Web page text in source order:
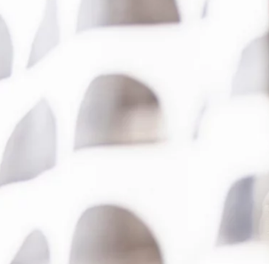
TYPO3
Spremanje
Upravljanje